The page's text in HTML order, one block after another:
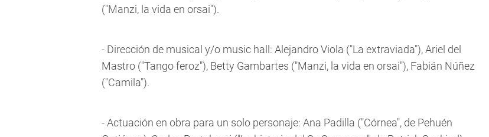
("Manzi, la vida en orsai").
- Dirección de musical y/o music hall: Alejandro Viola ("La extraviada"), Ariel del
Mastro ("Tango feroz"), Betty Gambartes ("Manzi, la vida en orsai"), Fabián Núñez
("Camila").
- Actuación en obra para un solo personaje: Ana Padilla ("Córnea", de Pehuén